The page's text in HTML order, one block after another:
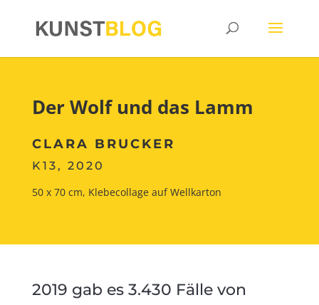
Der Wolf und das Lamm
CLARA BRUCKER
K13, 2020
50 x 70 cm, Klebecollage auf Wellkarton
2019 gab es 3.430 Fälle von